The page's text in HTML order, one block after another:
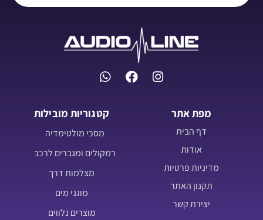
מפת אתר
דף הבית
אודות
מדיניות פרטיות
תקנון האתר
יצירת קשר
קטגוריות מובילות
מסכי מולטימדיה
רמקולים ומגברים לרכב
מצלמות דרך
מוגני מים
מוצרים נלווים